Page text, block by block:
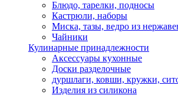
Блюдо, тарелки, подносы
Кастрюли, наборы
Миска, тазы, ведро из
Чайники
Кулинарные принадлежности
Аксессуары кухонные
Доски разделочные
дуршлаги, ковши, кружки,
Изделия из силикона